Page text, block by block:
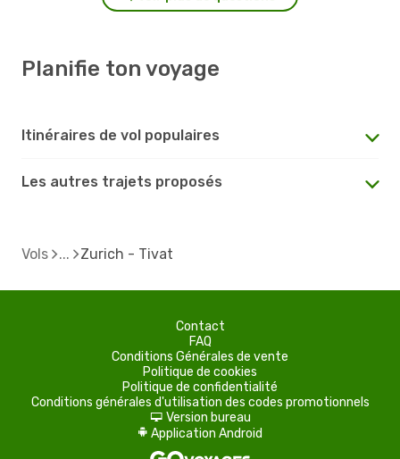
Planifie ton voyage
Itinéraires de vol populaires
Les autres trajets proposés
Vols Zurich - Tivat
Contact
FAQ
Conditions Générales de vente
Politique de cookies
Politique de confidentialité
Conditions générales d'utilisation des codes promotionnels
d Version bureau
A Application Android